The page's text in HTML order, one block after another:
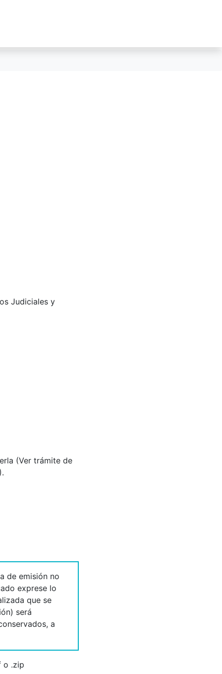
Judiciales y
(Ver trámite de
de emisión no
exprese lo
que se
será
a
o .zip